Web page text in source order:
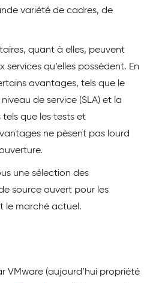
variété de cadres, de
quant à elles, peuvent
services qu’elles possèdent. En
avantages, tels que le
de service (SLA) et la
tels que les tests et
ne pèsent pas lourd
une sélection des
source ouvert pour les
le marché actuel.
VMware (aujourd’hui propriété